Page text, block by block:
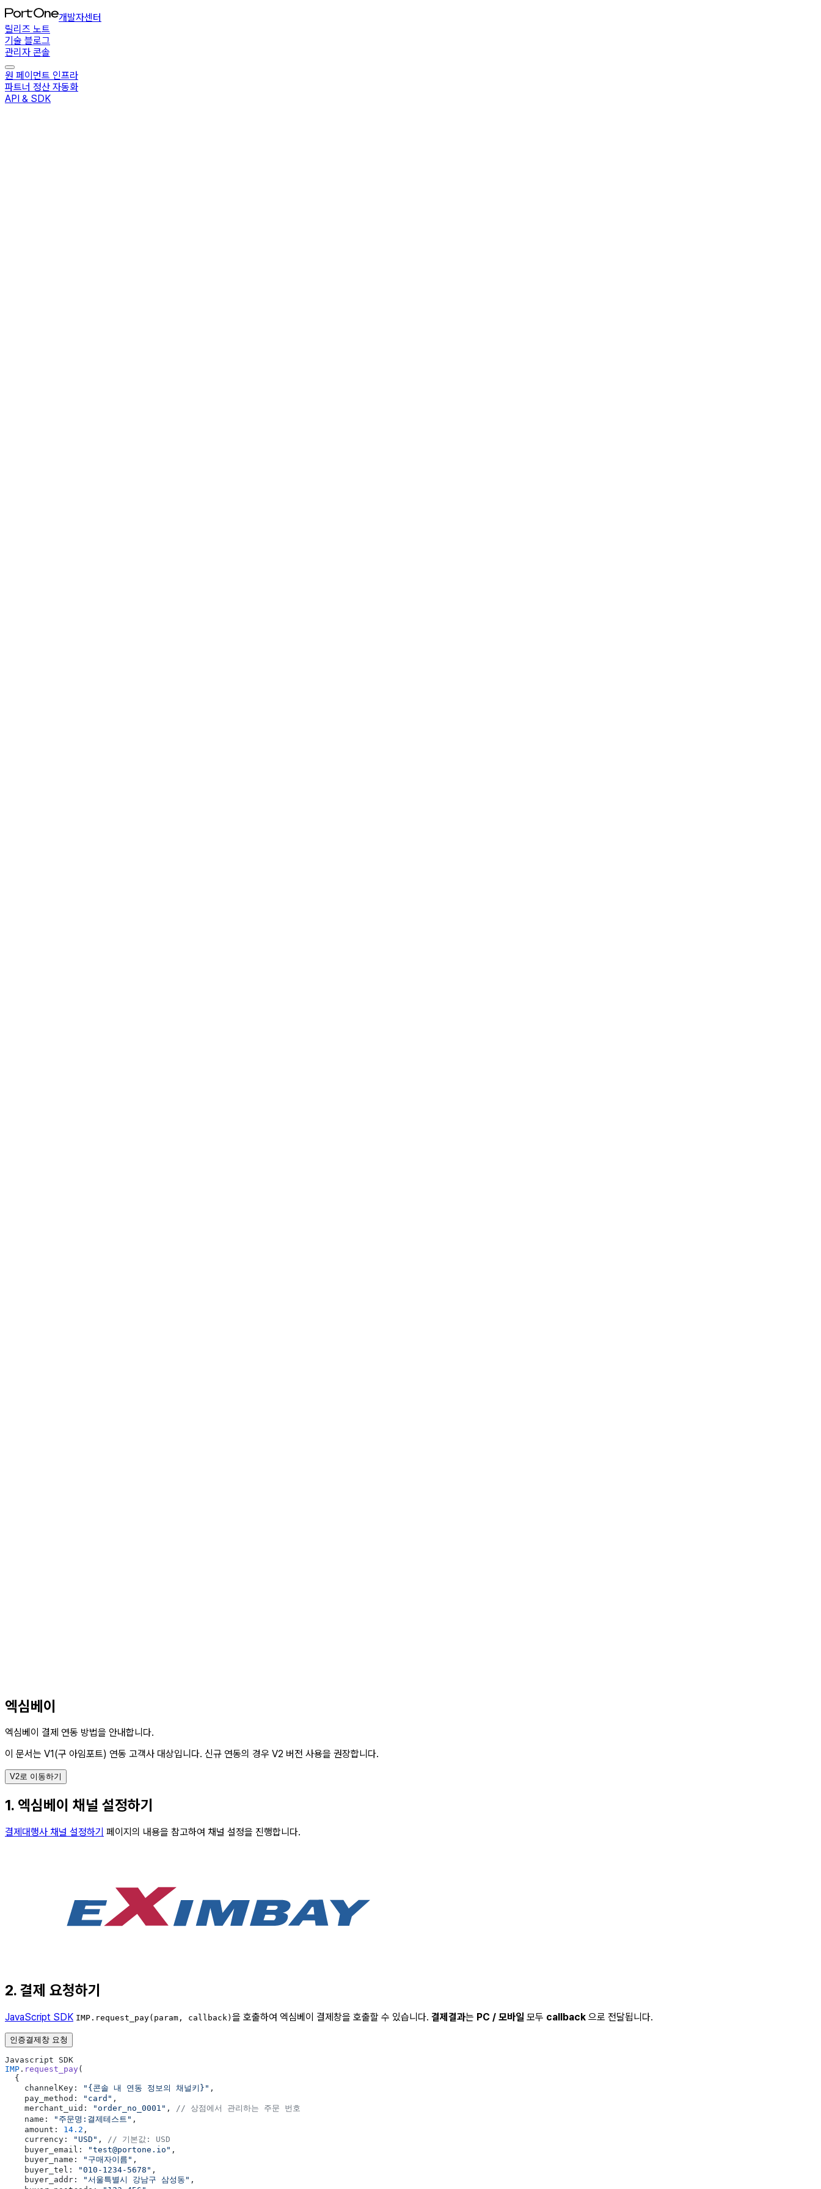
개발자센터
릴리즈 노트
기술 블로그
관리자 콘솔
원 페이먼트 인프라
파트너 정산 자동화
API & SDK
엑심베이
엑심베이 결제 연동 방법을 안내합니다.
이 문서는 V1(구 아임포트) 연동 고객사 대상입니다. 신규 연동의 경우 V2 버전 사용을 권장합니다.
V2로 이동하기
1. 엑심베이 채널 설정하기
결제대행사 채널 설정하기 페이지의 내용을 참고하여 채널 설정을 진행합니다.
2. 결제 요청하기
JavaScript SDK IMP.request_pay(param, callback) 을 호출하여 엑심베이 결제창을 호출할 수 있습니다. 결제결과는 PC / 모바일 모두 callback 으로 전달됩니다.
인증결제창 요청
Javascript SDK
IMP . request_pay(
  {
    channelKey:
"{콘솔 내 연동 정보의 채널키}" ,
    pay_method:
"card" ,
    merchant_uid:
"order_no_0001" , // 상점에서 관리하는 주문 번호
    name:
"주문명:결제테스트" ,
    amount:
14.2 ,
    currency:
"USD" , // 기본값: USD
    buyer_email:
"test@portone.io" ,
    buyer_name:
"구매자이름" ,
    buyer_tel:
"010-1234-5678" ,
    buyer_addr:
"서울특별시 강남구 삼성동" ,